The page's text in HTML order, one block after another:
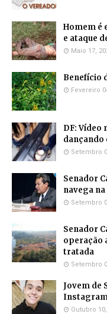
Homem é
e ataque
Maio 17,
Benefício
Fevereiro
DF: Vídeo
dançando
Setembro
Senador
navega
Setembro
Senador
operação
tratada
Setembro
Jovem de
Outubro